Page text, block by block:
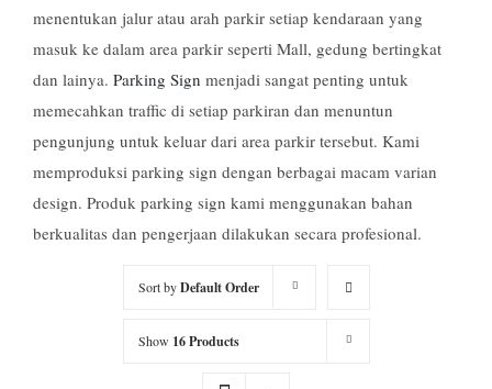
menentukan jalur atau arah parkir setiap kendaraan yang
masuk ke dalam area parkir seperti Mall, gedung bertingkat
dan lainya. Parking Sign menjadi sangat penting untuk
memecahkan traffic di setiap parkiran dan menuntun
pengunjung untuk keluar dari area parkir tersebut. Kami
memproduksi parking sign dengan berbagai macam varian
design. Produk parking sign kami menggunakan bahan
berkualitas dan pengerjaan dilakukan secara profesional.
Sort byDefault Order
Show 16 Products